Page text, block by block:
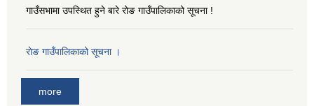
गाउँसभामा उपस्थित हुने बारे रोङ गाउँपालिकाको सूचना !
राेङ गाउँपालिकाको सूचना ।
more